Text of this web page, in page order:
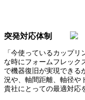
突発対応体制
「今使っているカップ
な時にフォームフレック
で機器復旧が実現できる
況や、軸間距離、軸径や
貴社にとっての最適対応